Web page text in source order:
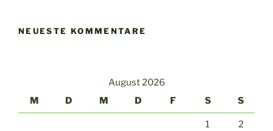
NEUESTE KOMMENTARE
August 2026
M
D M D F S S
1 2